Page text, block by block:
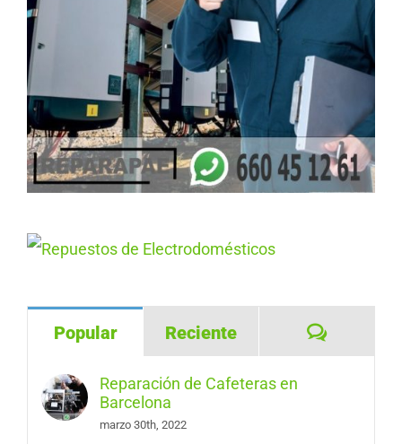
Popular Reciente
Reparación de Cafeteras en
Barcelona
marzo 30th, 2022